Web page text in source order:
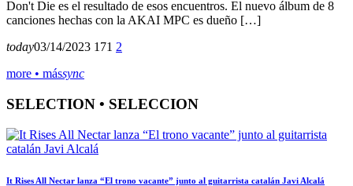
Don't Die es el resultado de esos encuentros. El nuevo álbum de 8
canciones hechas con la AKAI MPC es dueño […]
today03/14/2023 171 2
more • mássync
SELECTION • SELECCION
It Rises All Nectar lanza “El trono vacante” junto al guitarrista catalán Javi Alcalá